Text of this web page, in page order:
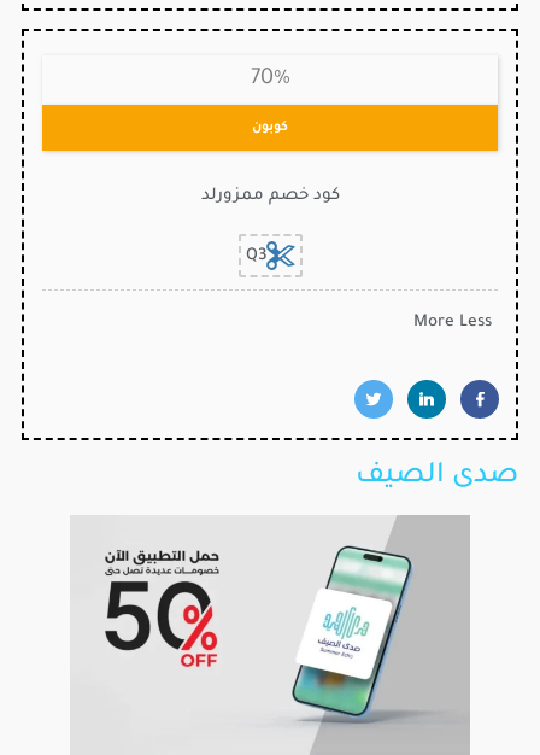
70%
كوبون
كود خصم ممزورلد
Q3
More Less
صدى الصيف